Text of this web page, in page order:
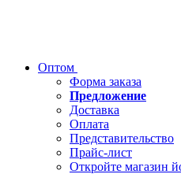
Оптом
Форма заказа
Предложение
Доставка
Оплата
Представительство
Прайс-лист
Откройте магазин